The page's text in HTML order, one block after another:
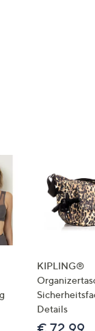
KIPLING®
Details